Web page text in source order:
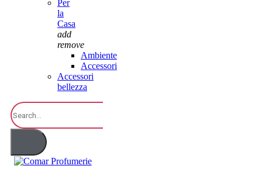
Per
la
Casa
add
remove
Ambiente
Accessori
Accessori
bellezza